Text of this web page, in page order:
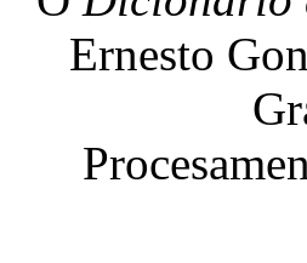
Ernesto